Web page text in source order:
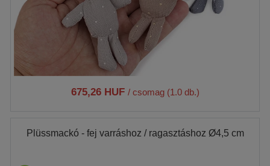
675,26 HUF / csomag (1.0 db.)
Plüssmackó - fej varráshoz / ragasztáshoz Ø4,5 cm